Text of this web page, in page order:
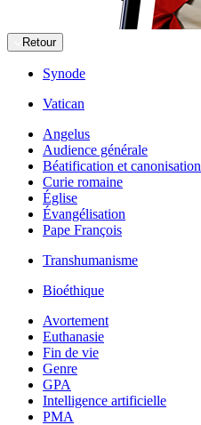
Retour
Synode
Vatican
Angelus
Audience générale
Béatification et canonisation
Curie romaine
Église
Évangélisation
Pape François
Transhumanisme
Bioéthique
Avortement
Euthanasie
Fin de vie
Genre
GPA
Intelligence artificielle
PMA